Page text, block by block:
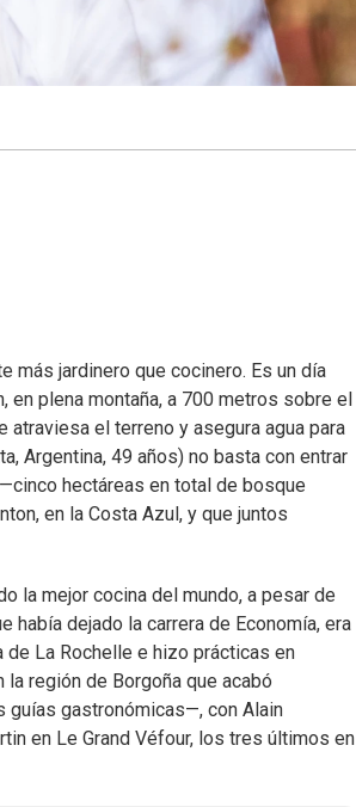
más jardinero que cocinero. Es un día
plena montaña, a 700 metros sobre el
el terreno y asegura agua para
Argentina, 49 años) no basta con entrar
hectáreas en total de bosque
en la Costa Azul, y que juntos
la mejor cocina del mundo, a pesar de
había dejado la carrera de Economía, era
La Rochelle e hizo prácticas en
la región de Borgoña que acabó
guías gastronómicas—, con Alain
en Le Grand Véfour, los tres últimos en